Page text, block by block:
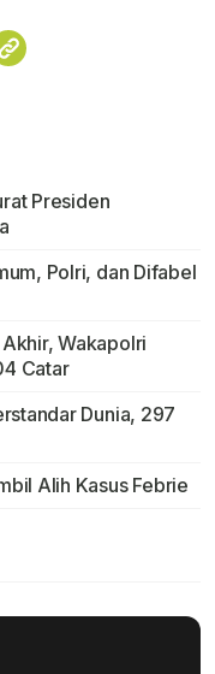
Presiden
Polri, dan Difabel
Wakapolri
Catar
Dunia, 297
Alih Kasus Febrie